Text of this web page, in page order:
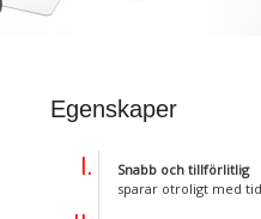
Egenskaper
Snabb och tillförlitlig
sparar otroligt med